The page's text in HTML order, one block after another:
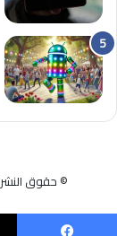
© حقوق النشر 2026، جميع الحقوق محفوظة | سوالف اندرويد